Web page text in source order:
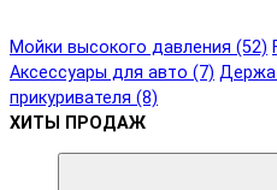
Мойки высокого давления (52)
Аксессуары для авто (7)
прикуривателя (8)
ХИТЫ ПРОДАЖ